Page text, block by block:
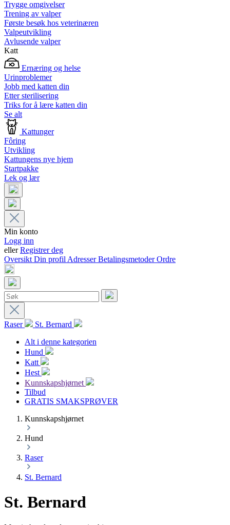
Trygge omgivelser
Trening av valper
Første besøk hos veterinæren
Valpeutvikling
Avlusende valper
Katt
Ernæring og helse
Urinproblemer
Jobb med katten din
Etter sterilisering
Triks for å lære katten din
Se alt
Kattunger
Fôring
Utvikling
Kattungens nye hjem
Startpakke
Lek og lær
Min konto
Logg inn
ellerRegistrer deg
Oversikt Din profil AdresserBetalingsmetoderOrdre
Raser
St. Bernard
Alt i denne kategorien
Hund
Katt
Hest
Kunnskapshjørnet
Tilbud
GRATIS SMAKSPRØVER
Kunnskapshjørnet
Hund
Raser
St. Bernard
St. Bernard